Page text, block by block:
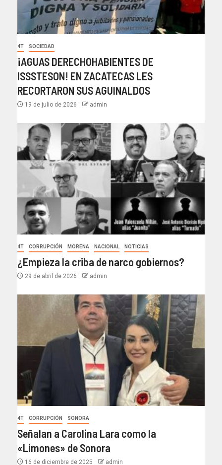
4T SOCIEDAD
¡AGUAS DERECHOHABIENTES DE
ISSSTESON! EN ZACATECAS LES
RECORTARON SUS AGUINALDOS
19 de julio de 2026 admin
4T CORRUPCIÓN MORENA NACIONAL NOTICIAS
¿Empieza la criba de narco gobiernos?
29 de abril de 2026 admin
4T CORRUPCIÓN SONORA
Señalan a Carolina Lara como la
«Limones» de Sonora
16 de diciembre de 2025 admin